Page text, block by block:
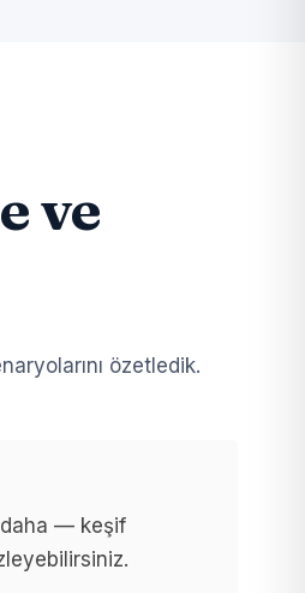
ve
özetledik.
daha — keşif